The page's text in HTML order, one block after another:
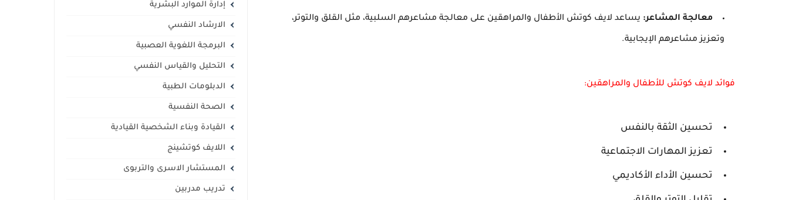
معالجة المشاعر: يساعد لايف كوتش الأطفال والمراهقين على معالجة مشاعرهم السلبية، مثل القلق والتوتر،
وتعزيز مشاعرهم الإيجابية.
فوائد لايف كوتش للأطفال والمراهقين:
تحسين الثقة بالنفس
تعزيز المهارات الاجتماعية
تحسين الأداء الأكاديمي
إدارة الموارد البشرية
الارشاد النفسي
البرمجة اللغوية العصبية
التحليل والقياس النفسي
الدبلومات الطبية
الصحة النفسية
القيادة وبناء الشخصية القيادية
اللايف كوتشينج
المستشار الاسرى والتربوى
تدريب مدربين